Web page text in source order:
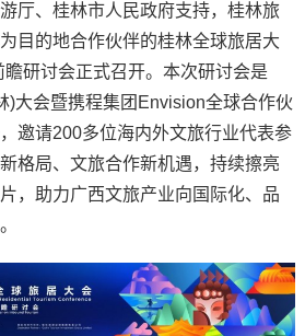
厅、桂林市人民政府支持，桂林旅
目的地合作伙伴的桂林全球旅居大
研讨会正式召开。本次研讨会是
)大会暨携程集团Envision全球合作伙
邀请200多位海内外文旅行业代表参
格局、文旅合作新机遇，持续擦亮
，助力广西文旅产业向国际化、品